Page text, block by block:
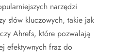
narzędzi
słów kluczowych, takie jak
Ahrefs, które pozwalają
efektywnych fraz do